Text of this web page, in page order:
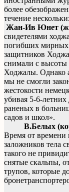
более
течение
Жан-Ив Юнет
свидетелями
погибших
защитников
снимали с высоты
Ходжалы. Однако
мы не смогли
жестокости
убивая 5-6-
раненых в
садов и школ».
В.Белых
Время от
заложников тела
такого не
снятые скальпы,
трупов, которые